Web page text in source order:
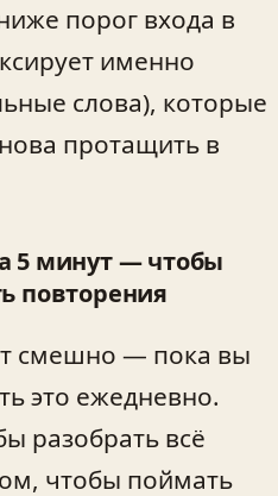
порог входа в
именно
слова), которые
протащить в
5 минут — чтобы
повторения
смешно — пока вы
это ежедневно.
разобрать всё
чтобы поймать